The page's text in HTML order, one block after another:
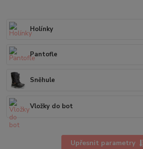
Holínky
Pantofle
Sněhule
Vložky do bot
Upřesnit parametry